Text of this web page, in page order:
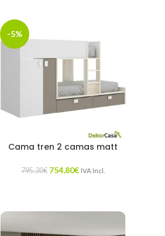
-5%
Cama tren 2 camas matt
795,30€ 754,80€ IVA Incl.